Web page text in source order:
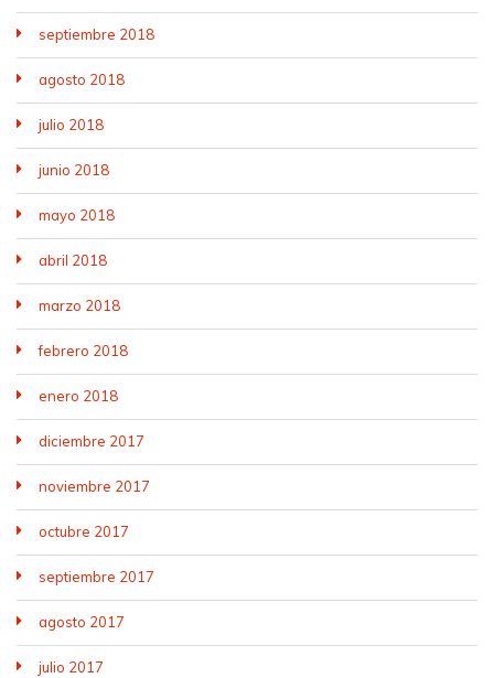
septiembre 2018
agosto 2018
julio 2018
junio 2018
mayo 2018
abril 2018
marzo 2018
febrero 2018
enero 2018
diciembre 2017
noviembre 2017
octubre 2017
septiembre 2017
agosto 2017
julio 2017